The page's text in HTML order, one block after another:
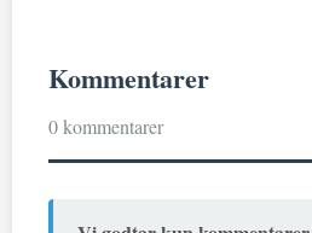
Kommentarer
0 kommentarer